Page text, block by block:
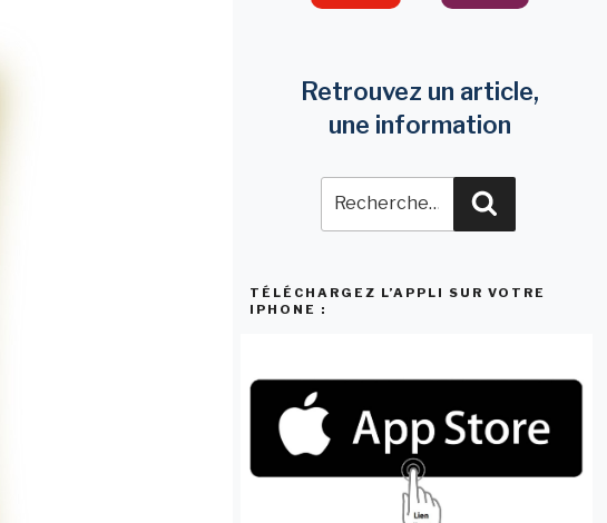
Retrouvez un article,
une information
pour
TÉLÉCHARGEZ L’APPLI SUR VOTRE
IPHONE :